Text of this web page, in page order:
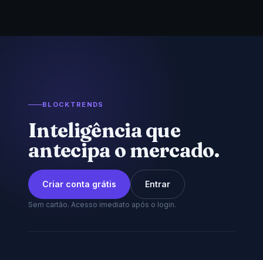
BLOCKTRENDS
Inteligência que
antecipa o mercado.
Criar conta grátis Entrar
Sem cartão. Acesso imediato após o login.